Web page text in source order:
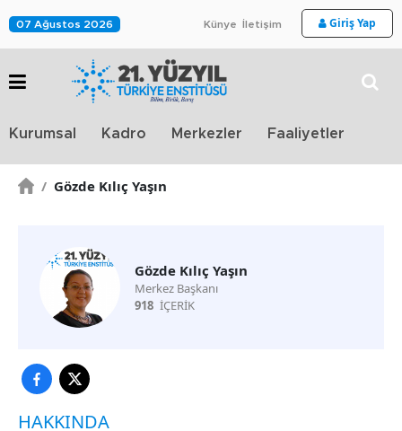
07 Ağustos 2026 Künye İletişim Giriş Yap
Kurumsal Kadro Merkezler Faaliyetler
/ Gözde Kılıç Yaşın
Gözde Kılıç Yaşın
Merkez Başkanı
918 İÇERİK
HAKKINDA